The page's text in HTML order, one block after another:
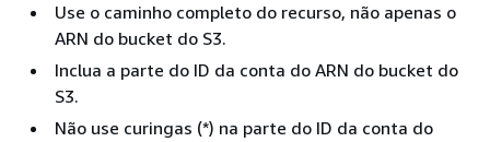
Use o caminho completo do recurso, não apenas o
ARN do bucket do S3.
Inclua a parte do ID da conta do ARN do bucket do
S3.
Não use curingas (*) na parte do ID da conta do